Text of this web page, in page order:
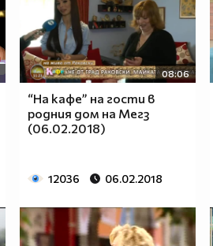
08:06
“На кафе” на гости в
родния дом на Мегз
(06.02.2018)
12036 06.02.2018